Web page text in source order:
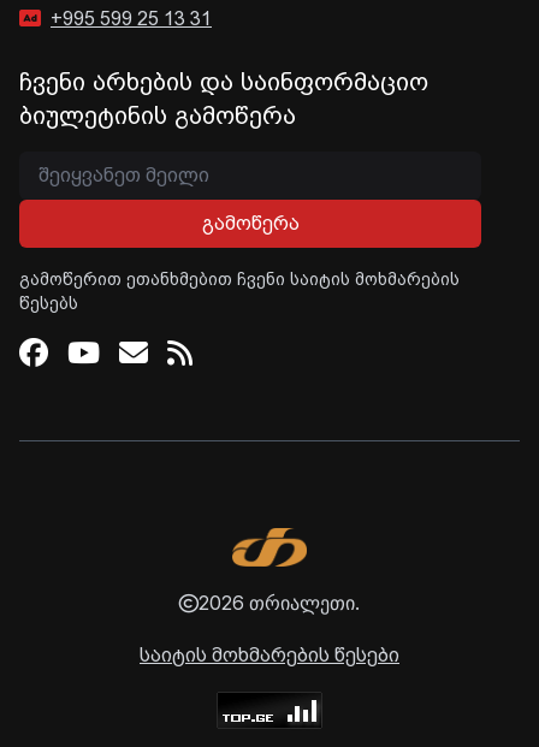
+995 599 25 13 31
ჩვენი არხების და საინფორმაციო
ბიულეტინის გამოწერა
გამოწერა
გამოწერით ეთანხმებით ჩვენი საიტის მოხმარების
წესებს
Facebook
Youtube
Email
RSS
2026 თრიალეთი.
საიტის მოხმარების წესები